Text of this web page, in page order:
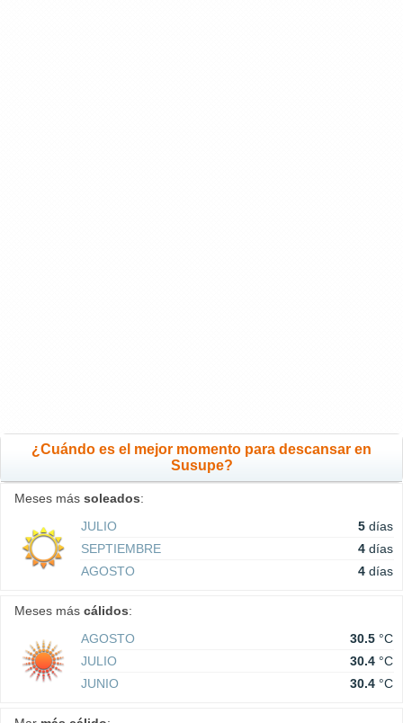
¿Cuándo es el mejor momento para descansar en
Susupe?
Meses más soleados:
JULIO
5 días
SEPTIEMBRE
4 días
AGOSTO
4 días
Meses más cálidos:
AGOSTO
30.5 °C
JULIO
30.4 °C
JUNIO
30.4 °C